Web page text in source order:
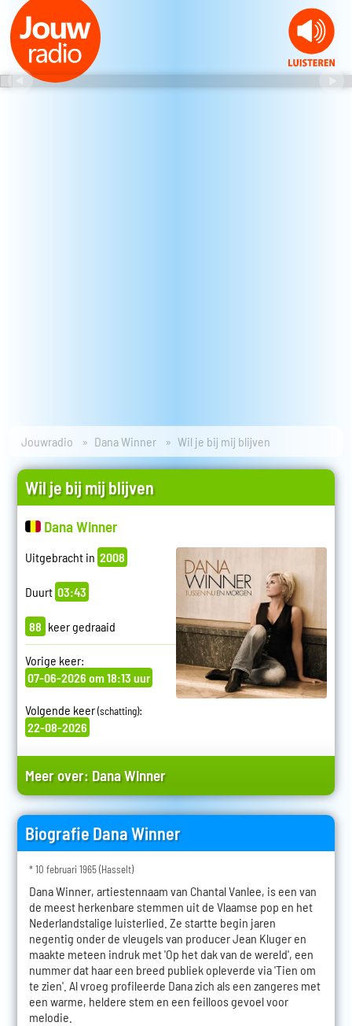
Jouwradio Dana Winner Wil je bij mij blijven
Wil je bij mij blijven
Dana Winner
Uitgebracht in 2008
Duurt 03:43
88 keer gedraaid
Vorige keer:
07-06-2026 om 18:13 uur
Volgende keer(schatting):
22-08-2026
Meer over: Dana Winner
Biografie Dana Winner
* 10 februari 1965 (Hasselt)
Dana Winner, artiestennaam van Chantal Vanlee, is een van
de meest herkenbare stemmen uit de Vlaamse pop en het
Nederlandstalige luisterlied. Ze startte begin jaren
negentig onder de vleugels van producer Jean Kluger en
maakte meteen indruk met 'Op het dak van de wereld', een
nummer dat haar een breed publiek opleverde via 'Tien om
te zien'. Al vroeg profileerde Dana zich als een zangeres met
een warme, heldere stem en een feilloos gevoel voor
melodie.